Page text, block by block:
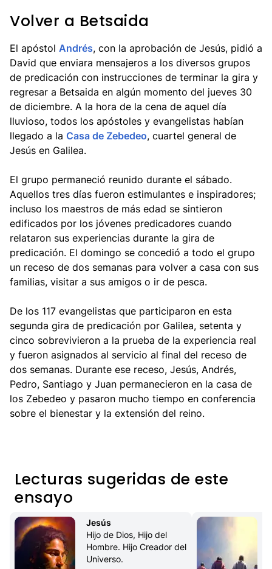
Volver a Betsaida
El apóstol Andrés, con la aprobación de Jesús, pidió a
David que enviara mensajeros a los diversos grupos
de predicación con instrucciones de terminar la gira y
regresar a Betsaida en algún momento del jueves 30
de diciembre. A la hora de la cena de aquel día
lluvioso, todos los apóstoles y evangelistas habían
llegado a la Casa de Zebedeo, cuartel general de
Jesús en Galilea.
El grupo permaneció reunido durante el sábado.
Aquellos tres días fueron estimulantes e inspiradores;
incluso los maestros de más edad se sintieron
edificados por los jóvenes predicadores cuando
relataron sus experiencias durante la gira de
predicación. El domingo se concedió a todo el grupo
un receso de dos semanas para volver a casa con sus
familias, visitar a sus amigos o ir de pesca.
De los 117 evangelistas que participaron en esta
segunda gira de predicación por Galilea, setenta y
cinco sobrevivieron a la prueba de la experiencia real
y fueron asignados al servicio al final del receso de
dos semanas. Durante ese receso, Jesús, Andrés,
Pedro, Santiago y Juan permanecieron en la casa de
los Zebedeo y pasaron mucho tiempo en conferencia
sobre el bienestar y la extensión del reino.
Lecturas sugeridas de este
ensayo
Jesús
Hijo de Dios, Hijo del
Hombre. Hijo Creador del
Universo.